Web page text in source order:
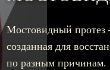
Съемные зубные протезы
Бюгельные протезы
Мостовидный протез
созданная для
по разным причинам.